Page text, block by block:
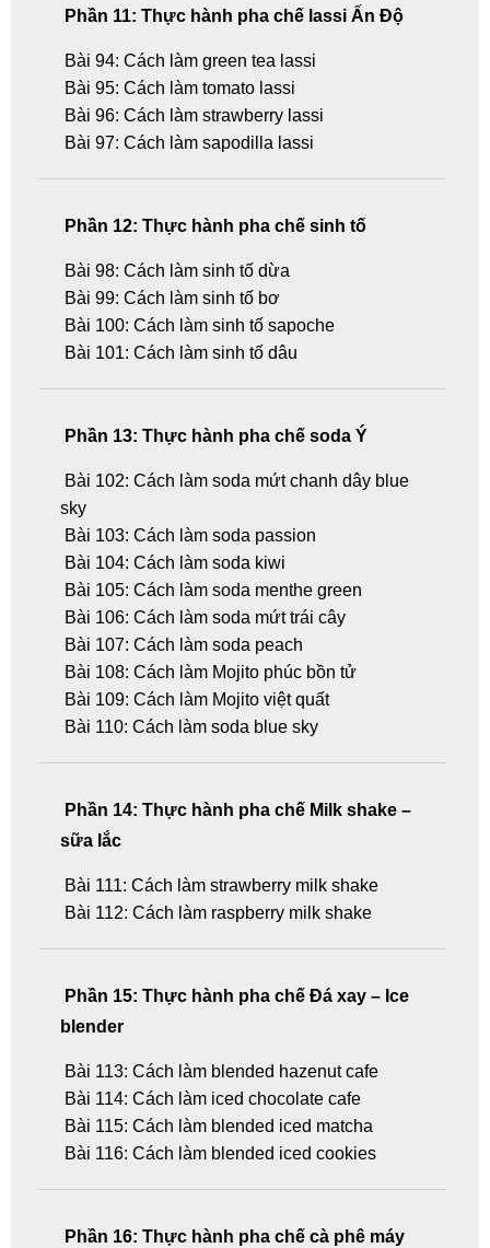
Phần 11: Thực hành pha chế lassi Ấn Độ
Bài 94: Cách làm green tea lassi
Bài 95: Cách làm tomato lassi
Bài 96: Cách làm strawberry lassi
Bài 97: Cách làm sapodilla lassi
Phần 12: Thực hành pha chế sinh tố
Bài 98: Cách làm sinh tố dừa
Bài 99: Cách làm sinh tố bơ
Bài 100: Cách làm sinh tố sapoche
Bài 101: Cách làm sinh tố dâu
Phần 13: Thực hành pha chế soda Ý
Bài 102: Cách làm soda mứt chanh dây blue
sky
Bài 103: Cách làm soda passion
Bài 104: Cách làm soda kiwi
Bài 105: Cách làm soda menthe green
Bài 106: Cách làm soda mứt trái cây
Bài 107: Cách làm soda peach
Bài 108: Cách làm Mojito phúc bồn tử
Bài 109: Cách làm Mojito việt quất
Bài 110: Cách làm soda blue sky
Phần 14: Thực hành pha chế Milk shake –
sữa lắc
Bài 111: Cách làm strawberry milk shake
Bài 112: Cách làm raspberry milk shake
Phần 15: Thực hành pha chế Đá xay – Ice
blender
Bài 113: Cách làm blended hazenut cafe
Bài 114: Cách làm iced chocolate cafe
Bài 115: Cách làm blended iced matcha
Bài 116: Cách làm blended iced cookies
Phần 16: Thực hành pha chế cà phê máy